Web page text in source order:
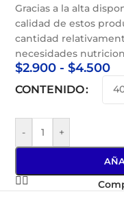
Gracias a la alta
calidad de estos
cantidad
necesidades
$2.900 - $4.500
CONTENIDO
- +